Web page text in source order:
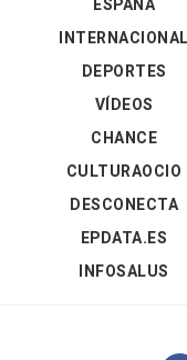
ESPAÑA
INTERNACIONAL
DEPORTES
VÍDEOS
CHANCE
CULTURAOCIO
DESCONECTA
EPDATA.ES
INFOSALUS